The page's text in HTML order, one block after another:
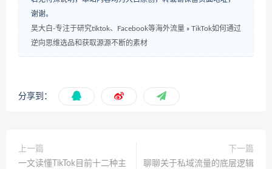
谢谢。
吴大白-专注于研究tiktok、Facebook等海外流量 » TikTok如何通过
逆向思维选品和获取源源不断的素材
分享到：
上一篇
一文读懂TikTok目前十二种主
下一篇
聊聊关于私域流量的底层逻辑